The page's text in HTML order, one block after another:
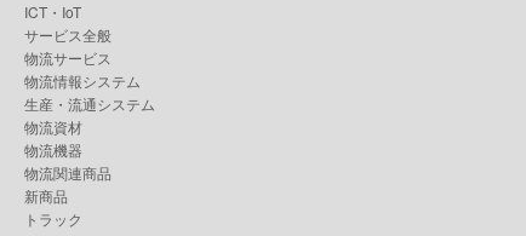
ICT・IoT
サービス全般
物流サービス
物流情報システム
生産・流通システム
物流資材
物流機器
物流関連商品
新商品
トラック